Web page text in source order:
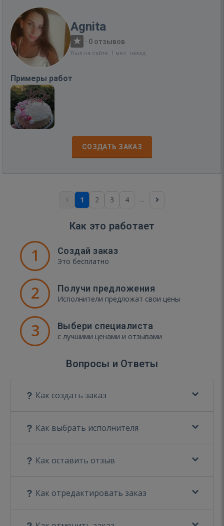
Agnita
· 0 отзывов
Был на сайте: 1 мес. назад
Примеры работ
СОЗДАТЬ ЗАКАЗ
1 2 3 4 ...
Как это работает
1 Создай заказ
Это бесплатно
2 Получи предложения
Исполнители предложат свои цены
3 Выбери специалиста
с лучшими ценами и отзывами
Вопросы и Ответы
Как создать заказ
Как выбрать исполнителя
Как оставить отзыв
Как отредактировать заказ